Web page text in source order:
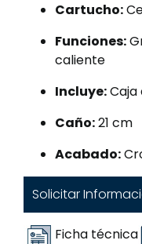
Cartucho:
Funciones:
caliente
Incluye:
Caño:21 cm
Acabado:
Solicitar
Ficha técnica